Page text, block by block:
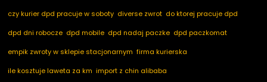
czy kurier dpd pracuje w soboty diverse zwrot do ktorej pracuje dpd
dpd dni robocze dpd mobile dpd nadaj paczke dpd paczkomat
empik zwroty w sklepie stacjonarnym firma kurierska
ile kosztuje laweta za km import z chin alibaba